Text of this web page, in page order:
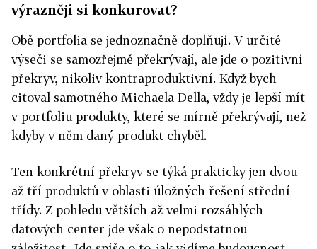
výrazněji si konkurovat?
Obě portfolia se jednoznačně doplňují. V určité
výseči se samozřejmě překrývají, ale jde o pozitivní
překryv, nikoliv kontraproduktivní. Když bych
citoval samotného Michaela Della, vždy je lepší mít
v portfoliu produkty, které se mírně překrývají, než
kdyby v něm daný produkt chyběl.
Ten konkrétní překryv se týká prakticky jen dvou
až tří produktů v oblasti úložných řešení střední
třídy. Z pohledu větších až velmi rozsáhlých
datových center jde však o nepodstatnou